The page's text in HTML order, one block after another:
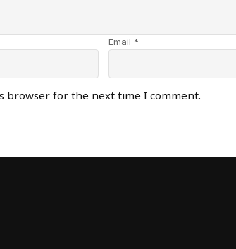
Email *
browser for the next time I comment.